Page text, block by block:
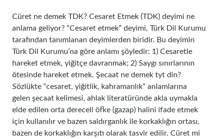
Cüret ne demek TDK? Cesaret Etmek (TDK) deyimi ne
anlama geliyor? “Cesaret etmek” deyimi, Türk Dil Kurumu
tarafından tanımlanan deyimlerden biridir. Bu deyimin
Türk Dil Kurumu’na göre anlamı şöyledir: 1) Cesaretle
hareket etmek, yiğitçe davranmak; 2) Saygı sınırlarının
ötesinde hareket etmek. Şecaat ne demek tyt din?
Sözlükte “cesaret, yiğitlik, kahramanlık” anlamlarına
gelen şecaat kelimesi, ahlak literatüründe akla uymakla
elde edilen orta dereceli öfke (gazap) halini ifade etmek
için kullanılır ve bazen saldırganlık ile korkaklığın ortası,
bazen de korkaklığın karşıtı olarak tasvir edilir. Cüret mi